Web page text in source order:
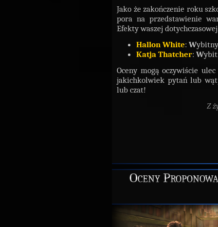
Jako że zakończenie roku
pora na przedstawienie
Efekty waszej
Hallon White: W
Katja Thatcher: W
Oceny mogą oczywiście
jakichkolwiek pytań lub
lub czat!
Z
Oceny